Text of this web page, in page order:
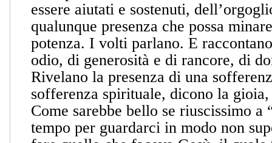
essere aiutati e sostenuti,
qualunque presenza che possa
potenza. I volti parlano. E
odio, di generosità e di rancore, di
Rivelano la presenza di una
sofferenza spirituale, dicono la
Come sarebbe bello se riuscissimo a
tempo per guardarci in modo non